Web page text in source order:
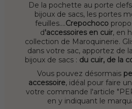
De la pochette au porte
bijoux de sacs, les portes
feuilles....Crepochoco
d'accessoires en cuir, en
collection de Maroquinerie.
dans votre sac, apportez de
bijoux de sacs : du cuir, de la
Vous pouvez désormais
accessoire, idéal pour faire
votre commande l'article
en y indiquant le